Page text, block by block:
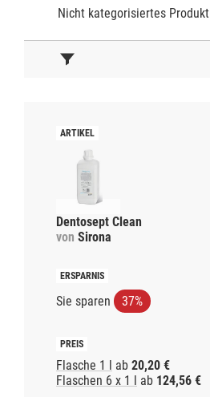
Nicht kategorisiertes Produkt
Dentosept Clean
von Sirona
Sie sparen 37%
Flasche 1 l ab 20,20 €
Flaschen 6 x 1 l ab 124,56 €